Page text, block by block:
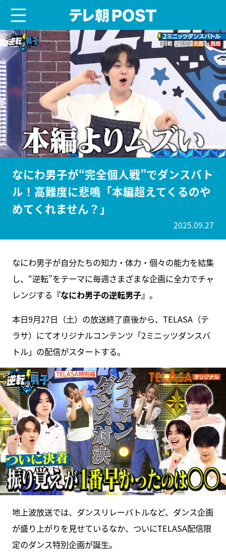
なにわ男子が“完全個人戦”でダンスバト
ル！高難度に悲鳴「本編超えてくるのや
めてくれません？」
2025.09.27
なにわ男子が自分たちの知力・体力・個々の能力を結集
し、“逆転”をテーマに毎週さまざまな企画に全力でチャ
レンジする 『なにわ男子の逆転男子』 。
本日9月27日（土）の放送終了直後から、TELASA（テ
ラサ）にてオリジナルコンテンツ「2ミニッツダンスバ
トル」の配信がスタートする。
地上波放送では、ダンスリレーバトルなど、ダンス企画
が盛り上がりを見せているなか、ついにTELASA配信限
定のダンス特別企画が誕生。